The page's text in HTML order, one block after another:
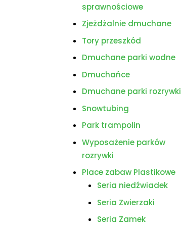
sprawnościowe
Zjeżdżalnie dmuchane
Tory przeszkód
Dmuchane parki wodne
Dmuchańce
Dmuchane parki rozrywki
Snowtubing
Park trampolin
Wyposażenie parków
rozrywki
Place zabaw Plastikowe
Seria niedźwiadek
Seria Zwierzaki
Seria Zamek